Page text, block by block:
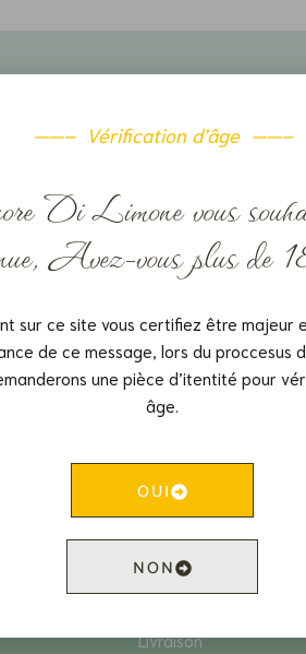
Cuore Di Limone
Crêt-du-Locle 18
5.00 / 5
est dangereux pour la santé, à
avec modération.”
Livraison
——– Vérification d’âge ——–
Di Limone vous
Avez-vous plus de
sur ce site vous certifiez être majeur
de ce message, lors du proccesus
une pièce d’itentité pour
âge.
OUI
NON